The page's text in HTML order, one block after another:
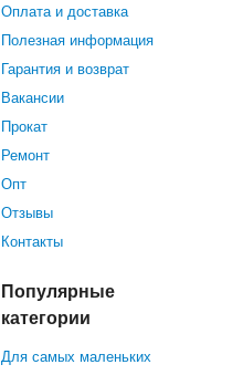
Оплата и доставка
Полезная информация
Гарантия и возврат
Вакансии
Прокат
Ремонт
Опт
Отзывы
Контакты
Популярные
категории
Для самых маленьких